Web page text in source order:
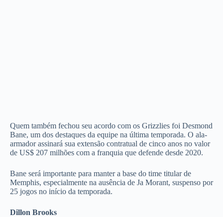
Quem também fechou seu acordo com os Grizzlies foi Desmond
Bane, um dos destaques da equipe na última temporada. O ala-
armador assinará sua extensão contratual de cinco anos no valor
de US$ 207 milhões com a franquia que defende desde 2020.
Bane será importante para manter a base do time titular de
Memphis, especialmente na ausência de Ja Morant, suspenso por
25 jogos no início da temporada.
Dillon Brooks